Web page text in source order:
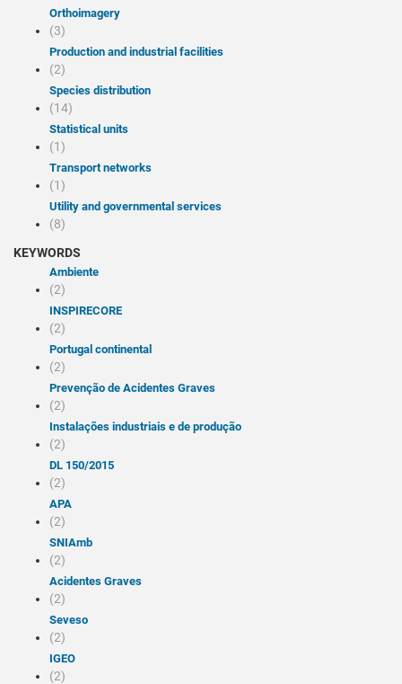
Orthoimagery
(3)
Production and industrial facilities
(2)
Species distribution
(14)
Statistical units
(1)
Transport networks
(1)
Utility and governmental services
(8)
KEYWORDS
Ambiente
(2)
INSPIRECORE
(2)
Portugal continental
(2)
Prevenção de Acidentes Graves
(2)
Instalações industriais e de produção
(2)
DL 150/2015
(2)
APA
(2)
SNIAmb
(2)
Acidentes Graves
(2)
Seveso
(2)
iGEO
(2)